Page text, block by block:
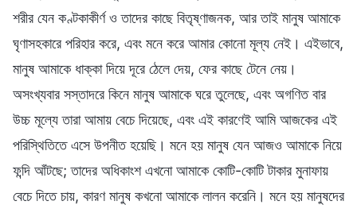
শরীর যেন কণ্টকাকীর্ণ ও তাদের কাছে বিতৃষ্ণাজনক, আর তাই মানুষ আমাকে
ঘৃণাসহকারে পরিহার করে, এবং মনে করে আমার কোনো মূল্য নেই। এইভাবে,
মানুষ আমাকে ধাক্কা দিয়ে দূরে ঠেলে দেয়, ফের কাছে টেনে নেয়।
অসংখ্যবার সস্তাদরে কিনে মানুষ আমাকে ঘরে তুলেছে, এবং অগণিত বার
উচ্চ মূল্যে তারা আমায় বেচে দিয়েছে, এবং এই কারণেই আমি আজকের এই
পরিস্থিতিতে এসে উপনীত হয়েছি। মনে হয় মানুষ যেন আজও আমাকে নিয়ে
ফন্দি আঁটছে; তাদের অধিকাংশ এখনো আমাকে কোটি-কোটি টাকার মুনাফায়
বেচে দিতে চায়, কারণ মানুষ কখনো আমাকে লালন করেনি। মনে হয় মানুষদের